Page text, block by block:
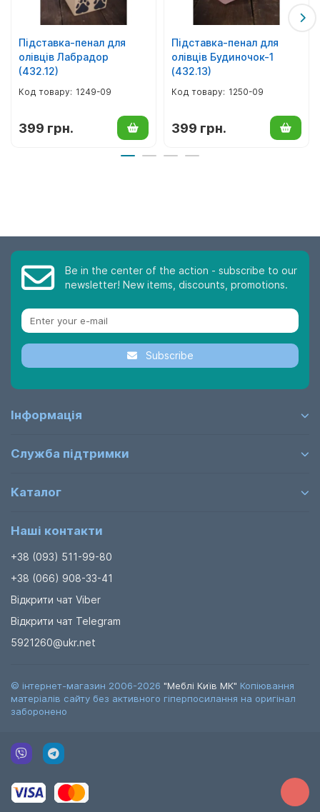
Підставка-пенал для
олівців Лабрадор
(432.12)
1249-09
399 грн.
Підставка-пенал для
олівців Будиночок-1
(432.13)
1250-09
399 грн.
Be in the center of the action - subscribe to our
newsletter! New items, discounts, promotions.
Subscribe
Інформація
Служба підтримки
Каталог
Наші контакти
+38 (093) 511-99-80
+38 (066) 908-33-41
Відкрити чат Viber
Відкрити чат Telegram
5921260@ukr.net
© інтернет-магазин 2006-2026 "Меблі Київ МК" Копіювання
матеріалів сайту без активного гіперпосилання на оригінал
заборонено